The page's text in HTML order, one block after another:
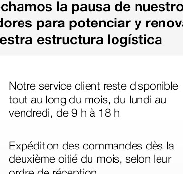
Disco de contacto sin
escala milimétrica para
dermatoscopio Heine
Mini 3000
33,20 €